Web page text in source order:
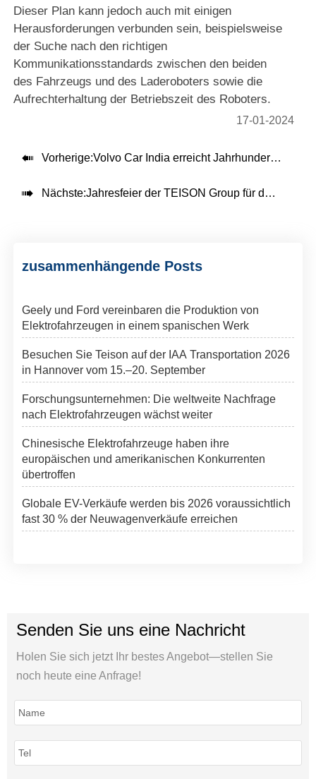
Dieser Plan kann jedoch auch mit einigen
Herausforderungen verbunden sein, beispielsweise
der Suche nach den richtigen
Kommunikationsstandards zwischen den beiden
des Fahrzeugs und des Laderoboters sowie die
Aufrechterhaltung der Betriebszeit des Roboters.
17-01-2024
 Vorherige:Volvo Car India erreicht Jahrhundert: 100 vollelektrische Fahrzeuge in Kerala ausgeliefert
 Nächste:Jahresfeier der TEISON Group für das glänzende Jahr 2023
zusammenhängende Posts
Geely und Ford vereinbaren die Produktion von
Elektrofahrzeugen in einem spanischen Werk
Besuchen Sie Teison auf der IAA Transportation 2026
in Hannover vom 15.–20. September
Forschungsunternehmen: Die weltweite Nachfrage
nach Elektrofahrzeugen wächst weiter
Chinesische Elektrofahrzeuge haben ihre
europäischen und amerikanischen Konkurrenten
übertroffen
Globale EV-Verkäufe werden bis 2026 voraussichtlich
fast 30 % der Neuwagenverkäufe erreichen
Senden Sie uns eine Nachricht
Holen Sie sich jetzt Ihr bestes Angebot—stellen Sie
noch heute eine Anfrage!